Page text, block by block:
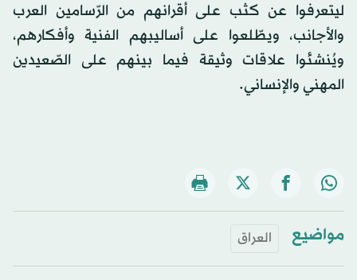
ليتعرفوا عن كثب على أقرانهم من الرّسامين العرب
والأجانب، ويطّلعوا على أساليبهم الفنية وأفكارهم،
ويُنشئوا علاقات وثيقة فيما بينهم على الصّعيدين
المهني والإنساني.
مواضيع العراق